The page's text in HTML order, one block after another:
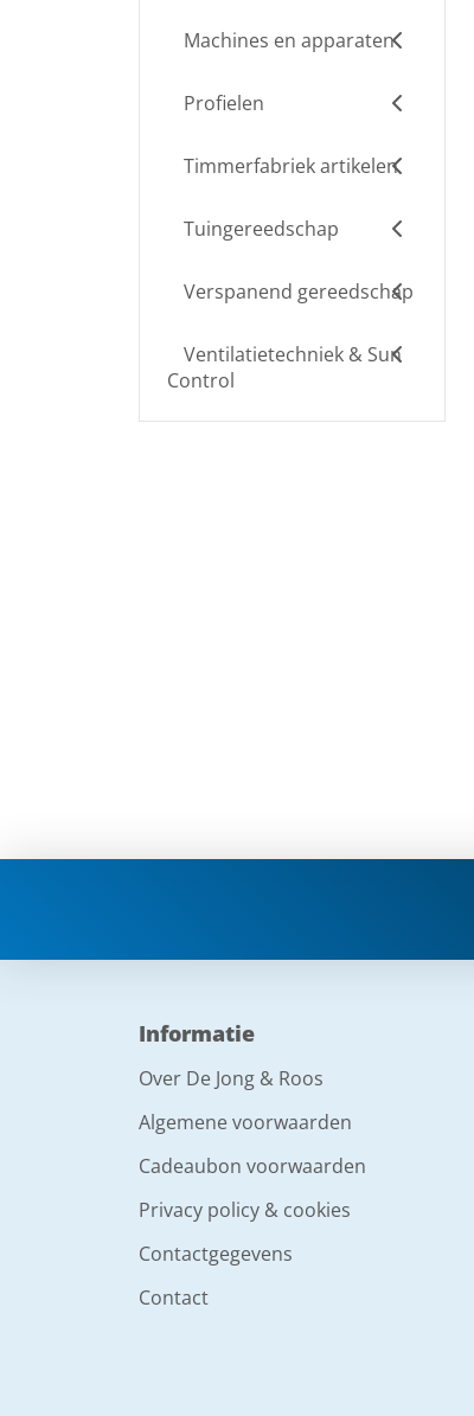
Machines en apparaten
Profielen
Timmerfabriek artikelen
Tuingereedschap
Verspanend gereedschap
Ventilatietechniek & Sun
Control
Informatie
Over De Jong & Roos
Algemene voorwaarden
Cadeaubon voorwaarden
Privacy policy & cookies
Contactgegevens
Contact